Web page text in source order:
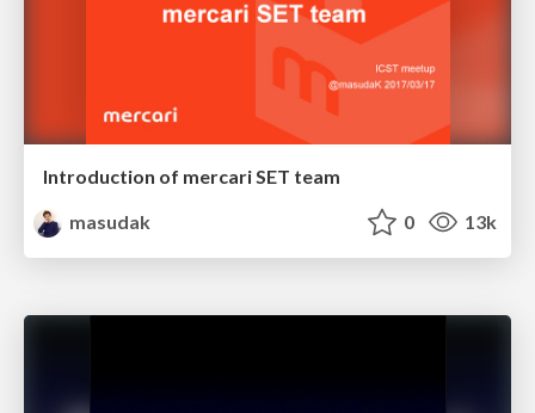
Introduction of mercari SET team
masudak
0 13k